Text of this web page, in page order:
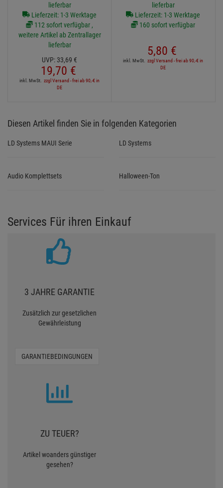
lieferbar
Lieferzeit: 1-3 Werktage
112 sofort verfügbar ,
weitere Artikel ab Zentrallager
lieferbar
UVP: 33,69 €
19,70 €
inkl. MwSt. zzgl Versand - frei ab 90,-€ in
DE
lieferbar
Lieferzeit: 1-3 Werktage
160 sofort verfügbar
5,80 €
inkl. MwSt. zzgl Versand - frei ab 90,-€ in
DE
Diesen Artikel finden Sie in folgenden Kategorien
LD Systems MAUI Serie LD Systems
Audio Komplettsets Halloween-Ton
Services Für ihren Einkauf
3 JAHRE GARANTIE
Zusätzlich zur gesetzlichen
Gewährleistung
GARANTIEBEDINGUNGEN
ZU TEUER?
Artikel woanders günstiger
gesehen?